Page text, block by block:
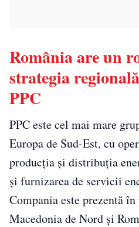
România are un
strategia
PPC
PPC este cel mai mare
Europa de Sud-Est, cu
producția și distribuția
și furnizarea de servicii
Compania este prezentă
Macedonia de Nord și